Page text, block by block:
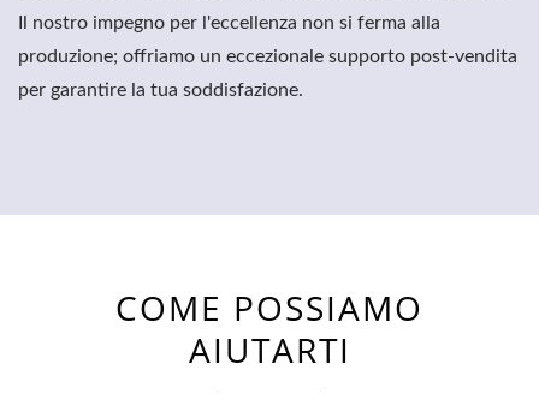
Il nostro impegno per l'eccellenza non si ferma alla
produzione; offriamo un eccezionale supporto post-vendita
per garantire la tua soddisfazione.
COME POSSIAMO
AIUTARTI